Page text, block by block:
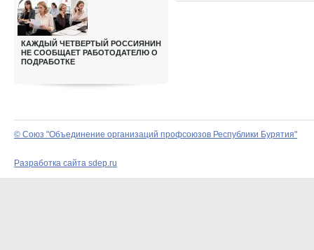
КАЖДЫЙ ЧЕТВЕРТЫЙ РОССИЯНИН
НЕ СООБЩАЕТ РАБОТОДАТЕЛЮ О
ПОДРАБОТКЕ
© Союз "Объединение организаций профсоюзов Республики Бурятия"
Разработка сайта sdep.ru